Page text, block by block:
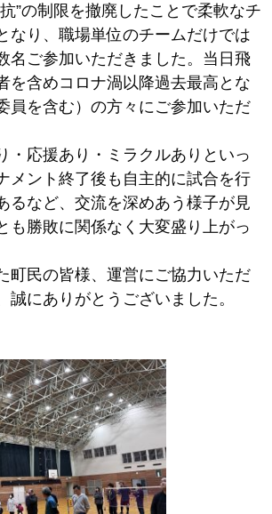
”の制限を撤廃したことで柔軟なチ
なり、職場単位のチームだけでは
名ご参加いただきました。当日飛
を含めコロナ渦以降過去最高とな
員を含む）の方々にご参加いただ
・応援あり・ミラクルありといっ
メント終了後も自主的に試合を行
るなど、交流を深めあう様子が見
も勝敗に関係なく大変盛り上がっ
町民の皆様、運営にご協力いただ
誠にありがとうございました。